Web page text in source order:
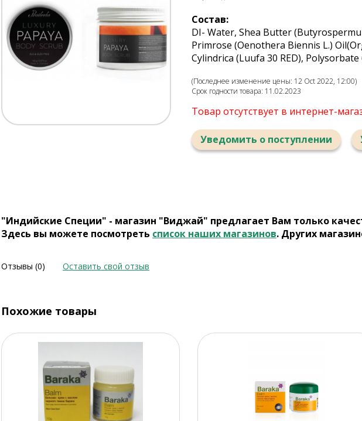
Состав:
DI- Water, Shea Butter
Primrose (Oenothera Biennis L.)
Cylindrica (Luufa 30 RED),
(Последнее изменение цены: 12 Oct 2022, 12:00)
Срок годности товара: 11.02.2023
Товар отсутствует в интернет-
Уведомить о поступлении
"Индийские Специи" - магазин "Виджай" предлагает Вам только
Здесь вы можете посмотреть список наших магазинов. Других
Отзывы (0) Оставить свой отзыв
Похожие товары